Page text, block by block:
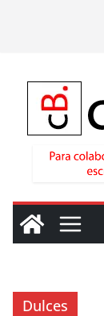
Dulces